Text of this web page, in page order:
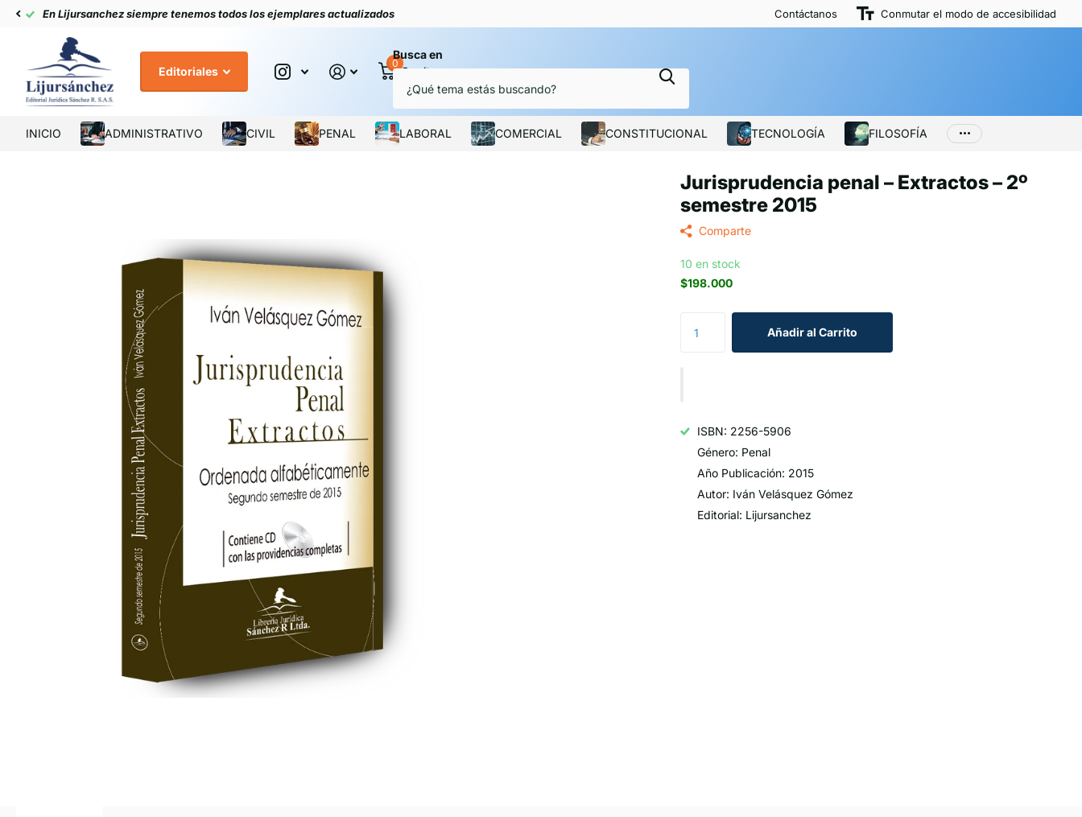
En Lijursanchez siempre tenemos todos los ejemplares actualizados Contáctanos Conmutar el modo de accesibilidad
Editoriales
Busca en
0
Carrito
INICIO ADMINISTRATIVO CIVIL PENAL LABORAL COMERCIAL CONSTITUCIONAL TECNOLOGÍA FILOSOFÍA
Jurisprudencia penal – Extractos – 2º
semestre 2015
Comparte
10 en stock
$198.000
Añadir al Carrito
ISBN: 2256-5906
Género: Penal
Año Publicación: 2015
Autor: Iván Velásquez Gómez
Editorial: Lijursanchez